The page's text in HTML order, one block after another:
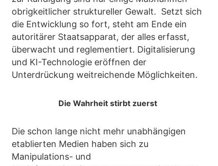
obrigkeitlicher struktureller Gewalt. Setzt sich
die Entwicklung so fort, steht am Ende ein
autoritärer Staatsapparat, der alles erfasst,
überwacht und reglementiert. Digitalisierung
und KI-Technologie eröffnen der
Unterdrückung weitreichende Möglichkeiten.
Die Wahrheit stirbt zuerst
Die schon lange nicht mehr unabhängigen
etablierten Medien haben sich zu
Manipulations- und